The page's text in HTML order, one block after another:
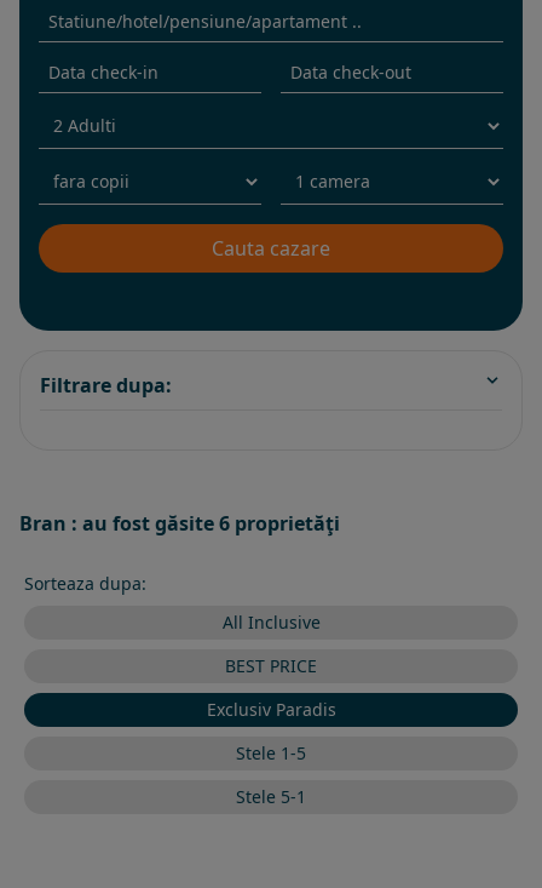
Filtrare dupa:
Bran : au fost găsite 6 proprietăţi
Sorteaza dupa:
All Inclusive
BEST PRICE
Exclusiv Paradis
Stele 1-5
Stele 5-1